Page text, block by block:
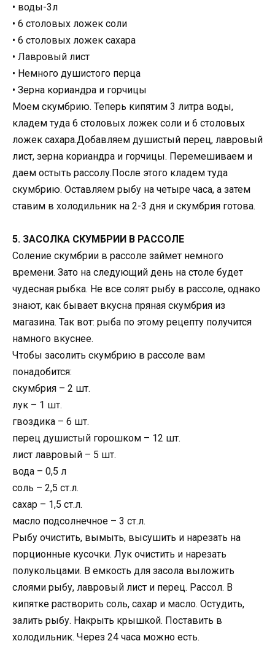
• воды-3л
• 6 столовых ложек соли
• 6 столовых ложек сахара
• Лавровый лист
• Немного душистого перца
• Зерна кориандра и горчицы
Моем скумбрию. Теперь кипятим 3 литра воды,
кладем туда 6 столовых ложек соли и 6 столовых
ложек сахара.Добавляем душистый перец, лавровый
лист, зерна кориандра и горчицы. Перемешиваем и
даем остыть рассолу.После этого кладем туда
скумбрию. Оставляем рыбу на четыре часа, а затем
ставим в холодильник на 2-3 дня и скумбрия готова.
5. ЗАСОЛКА СКУМБРИИ В РАССОЛЕ
Соление скумбрии в рассоле займет немного
времени. Зато на следующий день на столе будет
чудесная рыбка. Не все солят рыбу в рассоле, однако
знают, как бывает вкусна пряная скумбрия из
магазина. Так вот: рыба по этому рецепту получится
намного вкуснее.
Чтобы засолить скумбрию в рассоле вам
понадобится:
скумбрия – 2 шт.
лук – 1 шт.
гвоздика – 6 шт.
перец душистый горошком – 12 шт.
лист лавровый – 5 шт.
вода – 0,5 л
соль – 2,5 ст.л.
сахар – 1,5 ст.л.
масло подсолнечное – 3 ст.л.
Рыбу очистить, вымыть, высушить и нарезать на
порционные кусочки. Лук очистить и нарезать
полукольцами. В емкость для засола выложить
слоями рыбу, лавровый лист и перец. Рассол. В
кипятке растворить соль, сахар и масло. Остудить,
залить рыбу. Накрыть крышкой. Поставить в
холодильник. Через 24 часа можно есть.